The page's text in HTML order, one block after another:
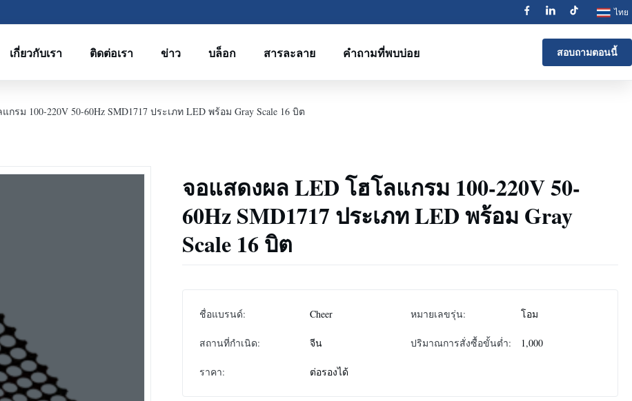
ไทย
เกี่ยวกับเรา ติดต่อเรา ข่าว บล็อก สารละลาย คำถามที่พบบ่อย สอบถามตอนนี้
รม 100-220V 50-60Hz SMD1717 ประเภท LED พร้อม Gray Scale 16 บิต
จอแสดงผล LED โฮโลแกรม 100-220V 50-
60Hz SMD1717 ประเภท LED พร้อม Gray
Scale 16 บิต
ชื่อแบรนด์: Cheer หมายเลขรุ่น: โอม
สถานที่กำเนิด: จีน ปริมาณการสั่งซื้อขั้นต่ำ: 1,000
ราคา: ต่อรองได้